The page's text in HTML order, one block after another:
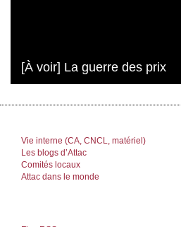
[À voir] La guerre des prix
Vie interne (CA, CNCL, matériel)
Les blogs d’Attac
Comités locaux
Attac dans le monde